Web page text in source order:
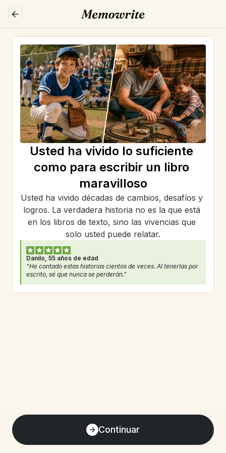
Continuar
Usted ha vivido lo suficiente
como para escribir un libro
maravilloso
Usted ha vivido décadas de cambios, desafíos y
logros. La verdadera historia no es la que está
en los libros de texto, sino las vivencias que
solo usted puede relatar.
Danilo, 55 años de edad
“He contado estas historias cientos de veces. Al tenerlas por
escrito, sé que nunca se perderán.”